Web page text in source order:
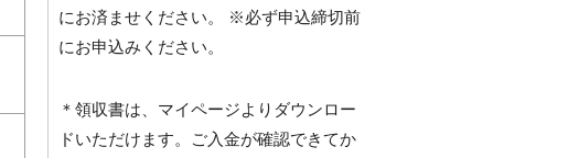
にお済ませください。 ※必ず申込締切前
にお申込みください。
＊領収書は、マイページよりダウンロー
ドいただけます。ご入金が確認できてか